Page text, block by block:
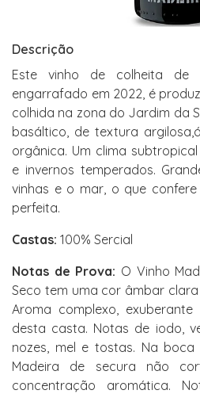
Descrição
Este vinho de colheita
engarrafado em 2022, é
colhida na zona do Jardim da
basáltico, de textura
orgânica. Um clima
e invernos temperados.
vinhas e o mar, o que
perfeita.
Castas: 100% Sercial
Notas de Prova: O Vinho
Seco tem uma cor âmbar
Aroma complexo,
desta casta. Notas de iodo,
nozes, mel e tostas. Na
Madeira de secura não
concentração aromática.